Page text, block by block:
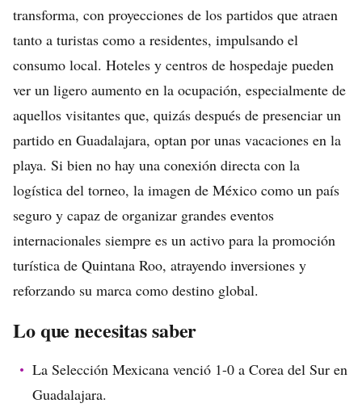
transforma, con proyecciones de los partidos que atraen
tanto a turistas como a residentes, impulsando el
consumo local. Hoteles y centros de hospedaje pueden
ver un ligero aumento en la ocupación, especialmente de
aquellos visitantes que, quizás después de presenciar un
partido en Guadalajara, optan por unas vacaciones en la
playa. Si bien no hay una conexión directa con la
logística del torneo, la imagen de México como un país
seguro y capaz de organizar grandes eventos
internacionales siempre es un activo para la promoción
turística de Quintana Roo, atrayendo inversiones y
reforzando su marca como destino global.
Lo que necesitas saber
La Selección Mexicana venció 1-0 a Corea del Sur en
Guadalajara.